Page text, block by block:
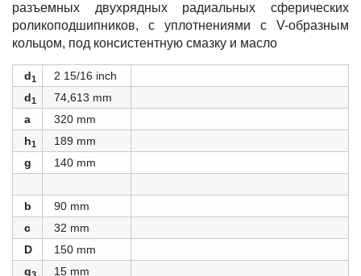
разъемных двухрядных радиальных сферических
роликоподшипников, с уплотнениями с V-образным
кольцом, под консистентную смазку и масло
d1
2 15/16 inch
d1
74,613 mm
a
320 mm
h1
189 mm
g
140 mm
b
90 mm
c
32 mm
D
150 mm
g
15 mm